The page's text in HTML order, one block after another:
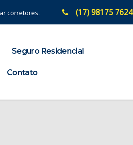
corretores. (17) 98175 7624
Seguro Residencial
Contato